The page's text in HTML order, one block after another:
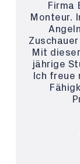
Firma
Monteur.
Mit
jährige
Ich freue